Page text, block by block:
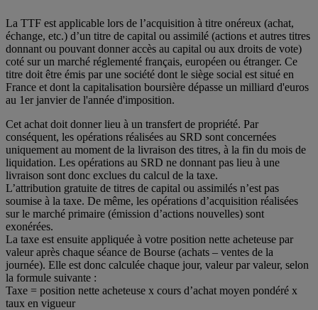
La TTF est applicable lors de l’acquisition à titre onéreux (achat,
échange, etc.) d’un titre de capital ou assimilé (actions et autres titres
donnant ou pouvant donner accès au capital ou aux droits de vote)
coté sur un marché réglementé français, européen ou étranger. Ce
titre doit être émis par une société dont le siège social est situé en
France et dont la capitalisation boursière dépasse un milliard d'euros
au 1er janvier de l'année d'imposition.
Cet achat doit donner lieu à un transfert de propriété. Par
conséquent, les opérations réalisées au SRD sont concernées
uniquement au moment de la livraison des titres, à la fin du mois de
liquidation. Les opérations au SRD ne donnant pas lieu à une
livraison sont donc exclues du calcul de la taxe.
L’attribution gratuite de titres de capital ou assimilés n’est pas
soumise à la taxe. De même, les opérations d’acquisition réalisées
sur le marché primaire (émission d’actions nouvelles) sont
exonérées.
La taxe est ensuite appliquée à votre position nette acheteuse par
valeur après chaque séance de Bourse (achats – ventes de la
journée). Elle est donc calculée chaque jour, valeur par valeur, selon
la formule suivante :
Taxe = position nette acheteuse x cours d’achat moyen pondéré x
taux en vigueur